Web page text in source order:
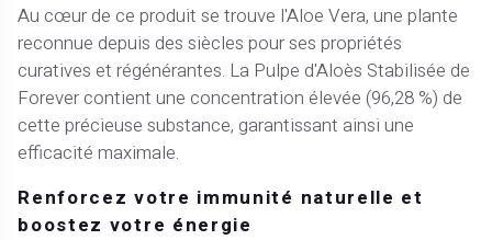
Au cœur de ce produit se trouve l'Aloe Vera, une plante
reconnue depuis des siècles pour ses propriétés
curatives et régénérantes. La Pulpe d'Aloès Stabilisée de
Forever contient une concentration élevée (96,28 %) de
cette précieuse substance, garantissant ainsi une
efficacité maximale.
Renforcez votre immunité naturelle et
boostez votre énergie